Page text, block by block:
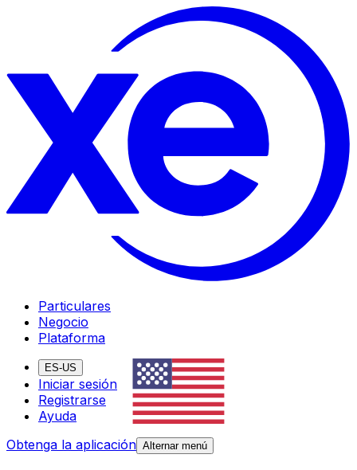
Particulares
Negocio
Plataforma
ES-US
Iniciar sesión
Registrarse
Ayuda
Obtenga la aplicación Alternar menú